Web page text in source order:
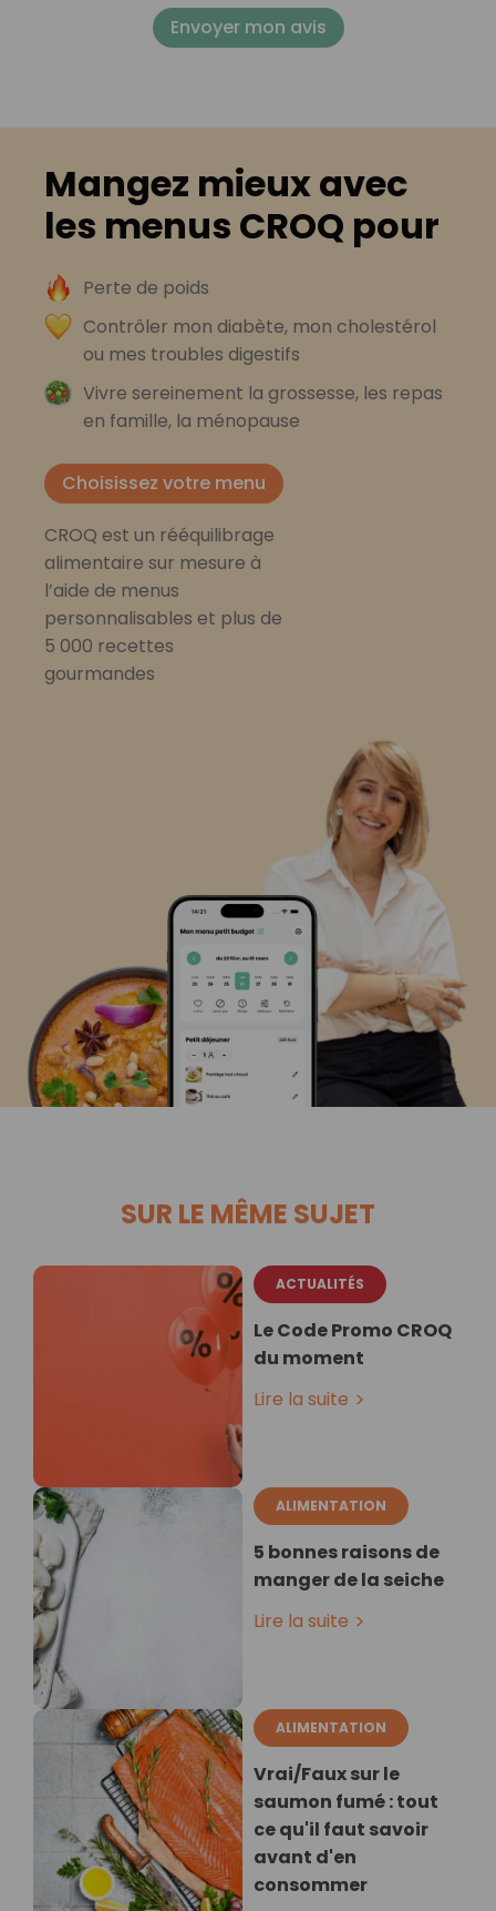
Envoyer mon avis
Mangez mieux avec
les menus CROQ pour
Perte de poids
Contrôler mon diabète, mon cholestérol
ou mes troubles digestifs
Vivre sereinement la grossesse, les repas
en famille, la ménopause
Choisissez votre menu
CROQ est un rééquilibrage
alimentaire sur mesure à
l’aide de menus
personnalisables et plus de
5 000 recettes
gourmandes
SUR LE MÊME SUJET
ACTUALITÉS
Le Code Promo CROQ
du moment
Lire la suite
ALIMENTATION
5 bonnes raisons de
manger de la seiche
Lire la suite
ALIMENTATION
Vrai/Faux sur le
saumon fumé : tout
ce qu'il faut savoir
avant d'en
consommer